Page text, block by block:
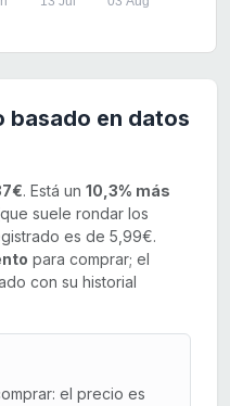
basado en datos
. Está un 10,3% más
suele rondar los
es de 5,99€.
para comprar; el
con su historial
el precio es